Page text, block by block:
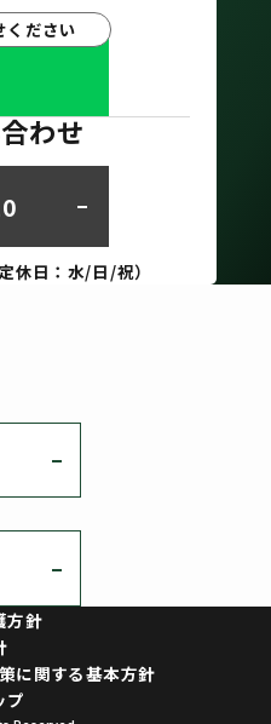
ください
わせ
日：水/日/祝）
方針
に関する基本方針
プ